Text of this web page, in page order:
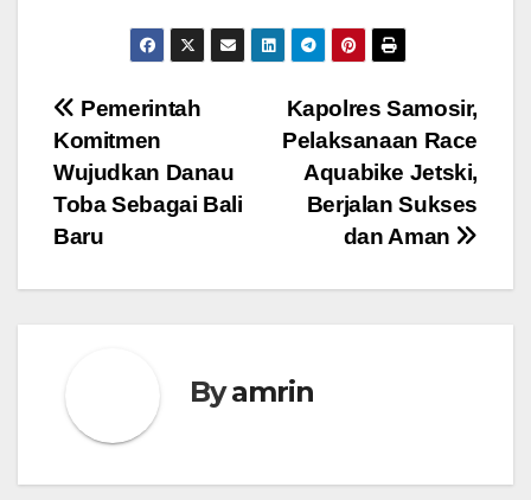
Navigasi
pos
Kapolres Samosir,
Pelaksanaan Race
Aquabike Jetski,
Berjalan Sukses
dan Aman
Pemerintah
Komitmen
Wujudkan Danau
Toba Sebagai Bali
Baru
Byamrin